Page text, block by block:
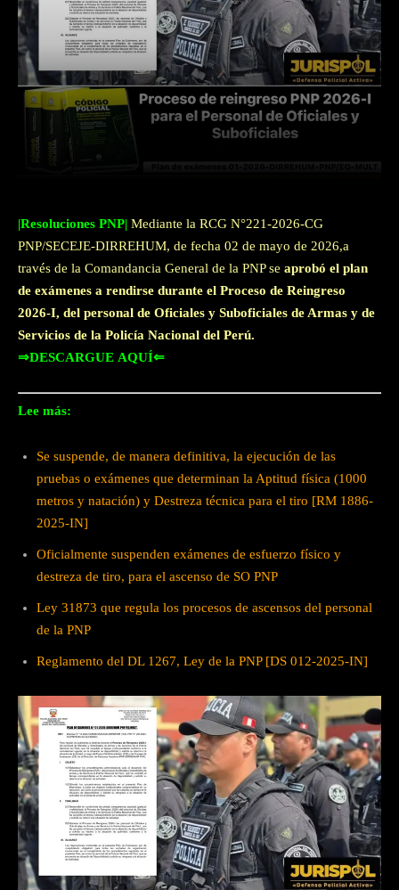
Facebook
|Resoluciones PNP| Mediante la RCG N°221-2026-CG
PNP/SECEJE-DIRREHUM, de fecha 02 de mayo de 2026,a
través de la Comandancia General de la PNP se aprobó el plan
de exámenes a rendirse durante el Proceso de Reingreso
2026-I, del personal de Oficiales y Suboficiales de Armas y de
Servicios de la Policía Nacional del Perú.
⇒DESCARGUE AQUÍ⇐
Lee más:
Se suspende, de manera definitiva, la ejecución de las
pruebas o exámenes que determinan la Aptitud física (1000
metros y natación) y Destreza técnica para el tiro [RM 1886-
2025-IN]
Oficialmente suspenden exámenes de esfuerzo físico y
destreza de tiro, para el ascenso de SO PNP
Ley 31873 que regula los procesos de ascensos del personal
de la PNP
Reglamento del DL 1267, Ley de la PNP [DS 012-2025-IN]